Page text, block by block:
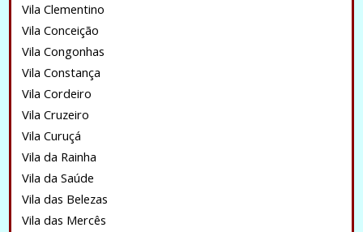
Vila Clementino
Vila Conceição
Vila Congonhas
Vila Constança
Vila Cordeiro
Vila Cruzeiro
Vila Curuçá
Vila da Rainha
Vila da Saúde
Vila das Belezas
Vila das Mercês